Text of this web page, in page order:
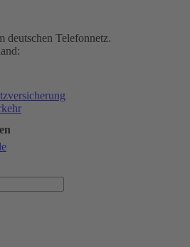
deutschen Telefonnetz.